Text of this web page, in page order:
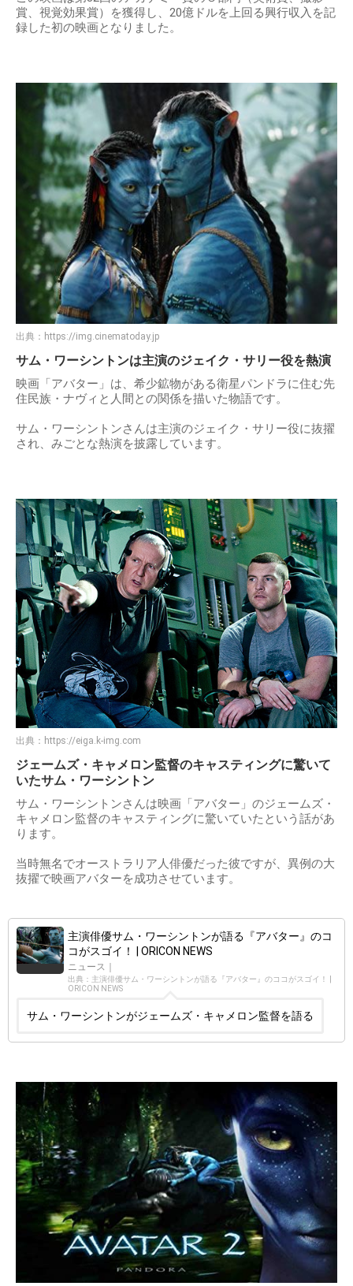
賞、視覚効果賞）を獲得し、20億ドルを上回る興行収入を記
録した初の映画となりました。
出典： https://img.cinematoday.jp
サム・ワーシントンは主演のジェイク・サリー役を熱演
映画「アバター」は、希少鉱物がある衛星パンドラに住む先
住民族・ナヴィと人間との関係を描いた物語です。
サム・ワーシントンさんは主演のジェイク・サリー役に抜擢
され、みごとな熱演を披露しています。
出典： https://eiga.k-img.com
ジェームズ・キャメロン監督のキャスティングに驚いて
いたサム・ワーシントン
サム・ワーシントンさんは映画「アバター」のジェームズ・
キャメロン監督のキャスティングに驚いていたという話があ
ります。
当時無名でオーストラリア人俳優だった彼ですが、異例の大
抜擢で映画アバターを成功させています。
主演俳優サム・ワーシントンが語る『アバター』のコ
コがスゴイ！ | ORICON NEWS
ニュース｜
出典：主演俳優サム・ワーシントンが語る『アバター』のココがスゴイ！ |
ORICON NEWS
サム・ワーシントンがジェームズ・キャメロン監督を語る